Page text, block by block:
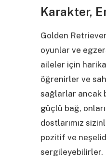
Karakter,
Golden
oyunlar ve
aileler için
öğrenirler ve
sağlarlar ancak
güçlü bağ,
dostlarımız
pozitif ve
sergileyebilirler.